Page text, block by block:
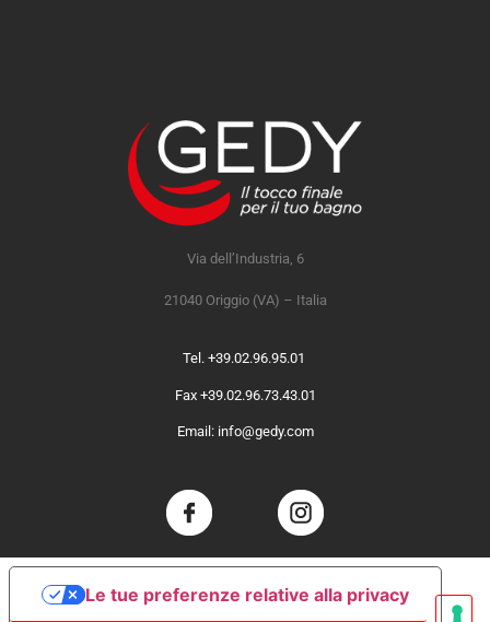
Via dell’Industria, 6
21040 Origgio (VA) – Italia
Tel. +39.02.96.95.01
Fax +39.02.96.73.43.01
Email: info@gedy.com
Le tue preferenze relative alla privacy